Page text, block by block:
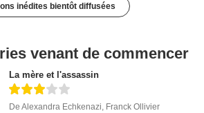
inédites bientôt diffusées
venant de commencer
La mère et l'assassin
DeAlexandra Echkenazi Franck Ollivier